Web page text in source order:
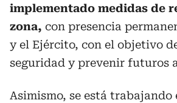
implementado medidas de
zona, con presencia
y el Ejército, con el objetivo
seguridad y prevenir futuros
Asimismo, se está trabajando